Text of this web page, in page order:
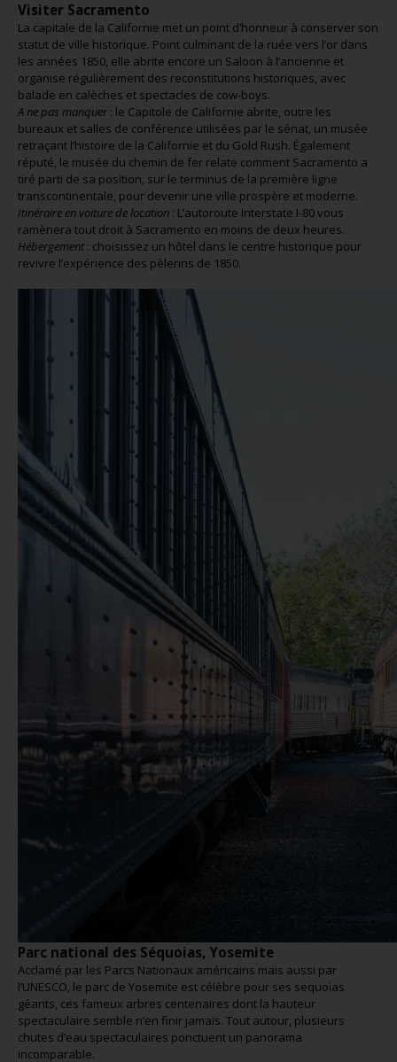
Visiter Sacramento
La capitale de la Californie met un point d’honneur à conserver son
statut de ville historique. Point culminant de la ruée vers l’or dans
les années 1850, elle abrite encore un Saloon à l’ancienne et
organise régulièrement des reconstitutions historiques, avec
balade en calèches et spectacles de cow-boys.
A ne pas manquer : le Capitole de Californie abrite, outre les
bureaux et salles de conférence utilisées par le sénat, un musée
retraçant l’histoire de la Californie et du Gold Rush. Également
réputé, le musée du chemin de fer relate comment Sacramento a
tiré parti de sa position, sur le terminus de la première ligne
transcontinentale, pour devenir une ville prospère et moderne.
Itinéraire en voiture de location : L’autoroute Interstate I-80 vous
ramènera tout droit à Sacramento en moins de deux heures.
Hébergement: choisissez un hôtel dans le centre historique pour
revivre l’expérience des pèlerins de 1850.
Parc national des Séquoias, Yosemite
Acclamé par les Parcs Nationaux américains mais aussi par
l’UNESCO, le parc de Yosemite est célèbre pour ses sequoias
géants, ces fameux arbres centenaires dont la hauteur
spectaculaire semble n’en finir jamais. Tout autour, plusieurs
chutes d’eau spectaculaires ponctuent un panorama
incomparable.